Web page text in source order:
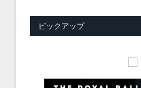
ピックアップ